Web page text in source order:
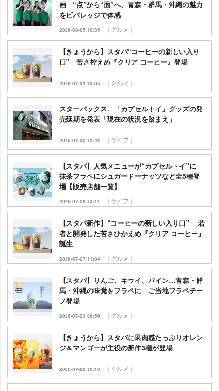
画 “点”から“面”へ、青森・群馬・沖縄の魅力
をビバレッジで体感
2026-08-05 10:35 ｜グルメ｜
【きょうから】スタバ“コーヒーの新しい入り
口” 苦さ控えめ『クリア コーヒー』登場
2026-07-31 10:05 ｜グルメ｜
スターバックス、「カプセルトイ」グッズの発
売延期を発表「現在の状況を踏まえ」
2026-07-30 12:23 ｜ライフ｜
【スタバ】人気メニューが“カプセルトイ”に
抹茶フラペにシュガードーナッツなど全5種登
場【販売店舗一覧】
2026-07-28 13:11 ｜ライフ｜
【スタバ新作】“コーヒーの新しい入り口” 若
者と開発した苦さひかえめ『クリア コーヒー』
誕生
2026-07-27 11:04 ｜グルメ｜
【スタバ】りんご、キウイ、パイン…青森・群
馬・沖縄の味覚をフラペに ご当地フラペチー
ノ登場
2026-07-23 09:59 ｜グルメ｜
【きょうから】スタバに果肉感たっぷりオレン
ジ＆マンゴーが主役の新作3種が登場
2026-07-22 10:10 ｜グルメ｜